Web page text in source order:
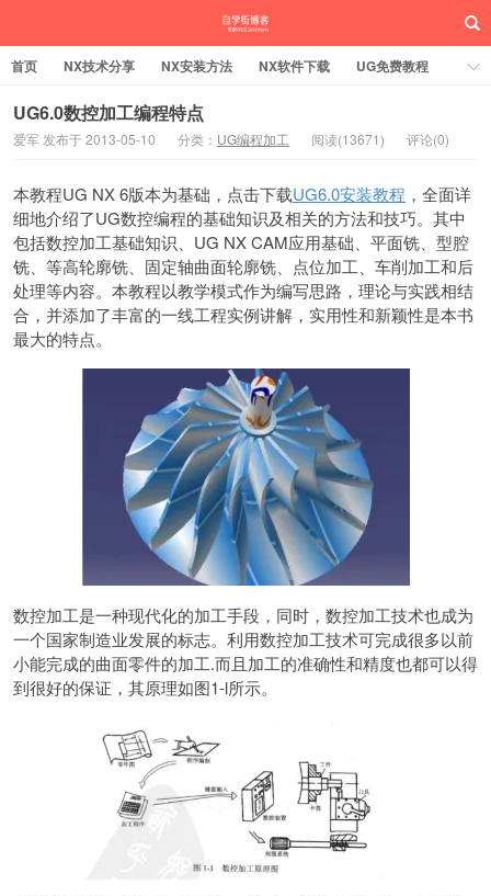
首页 NX技术分享 NX安装方法 NX软件下载
UG免费教程
UG编程加工
SW安装方法
UG实战营
UG6.0数控加工编程特点
爱军 发布于 2013-05-10 分类： UG编程加工 阅读(13671) 评论(0)
本教程UG NX 6版本为基础，点击下载UG6.0安装教程 ，全面详
细地介绍了UG数控编程的基础知识及相关的方法和技巧。其中
包括数控加工基础知识、UG NX CAM应用基础、平面铣、型腔
铣、等高轮廓铣、固定轴曲面轮廓铣、点位加工、车削加工和后
处理等内容。本教程以教学模式作为编写思路，理论与实践相结
合，并添加了丰富的一线工程实例讲解，实用性和新颖性是本书
最大的特点。
数控加工是一种现代化的加工手段，同时，数控加工技术也成为
一个国家制造业发展的标志。利用数控加工技术可完成很多以前
小能完成的曲面零件的加工.而且加工的准确性和精度也都可以得
到很好的保证，其原理如图1-l所示。